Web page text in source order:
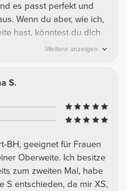
es passt perfekt und
Wenn du aber, wie ich,
hast, könntest du dich
etwas unwohl fühlen
bedeckt aber meine
sieht trotzdem toll
Weitere anzeigen
S.
BH, geeignet für Frauen
Oberweite. Ich besitze
zum zweiten Mal, habe
S entschieden, da mir XS,